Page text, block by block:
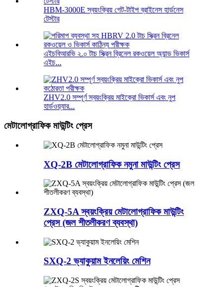
HBM-3000E স্বয়ংক্রিয় গেট-টাইপ ব্রাইনেস হার্ডনেস
টেস্টার
এইচবিআরভি ২.০ টাচ স্ক্রিন ব্রিনেল রকওয়েল অ্যান্ড ভিকার্স
এইচ...
ZHV2.0 সম্পূর্ণ স্বয়ংক্রিয় মাইক্রো ভিকার্স এবং নুপ
হার্ডওয়্যার...
মেটালোগ্রাফিক মাউন্টিং প্রেস
XQ-2B মেটালোগ্রাফিক নমুনা মাউন্টিং প্রেস
ZXQ-5A স্বয়ংক্রিয় মেটালোগ্রাফিক মাউন্টিং
প্রেস (জল শীতলীকরণ ব্যবস্থা)
SXQ-2 ভ্যাকুয়াম ইনলেয়িং মেশিন